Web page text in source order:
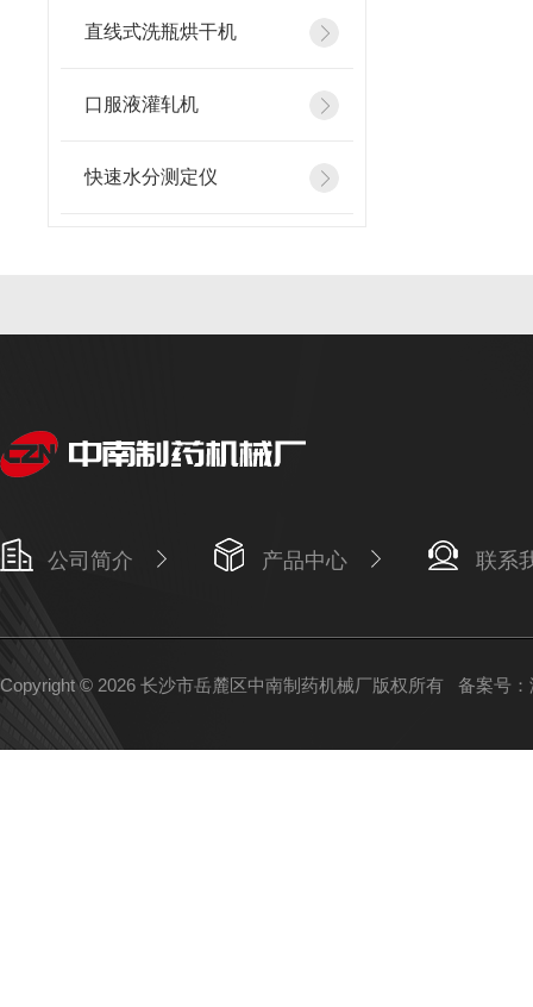
直线式洗瓶烘干机
口服液灌轧机
快速水分测定仪
公司简介 产品中心 联系
Copyright © 2026 长沙市岳麓区中南制药机械厂版权所有 备案号